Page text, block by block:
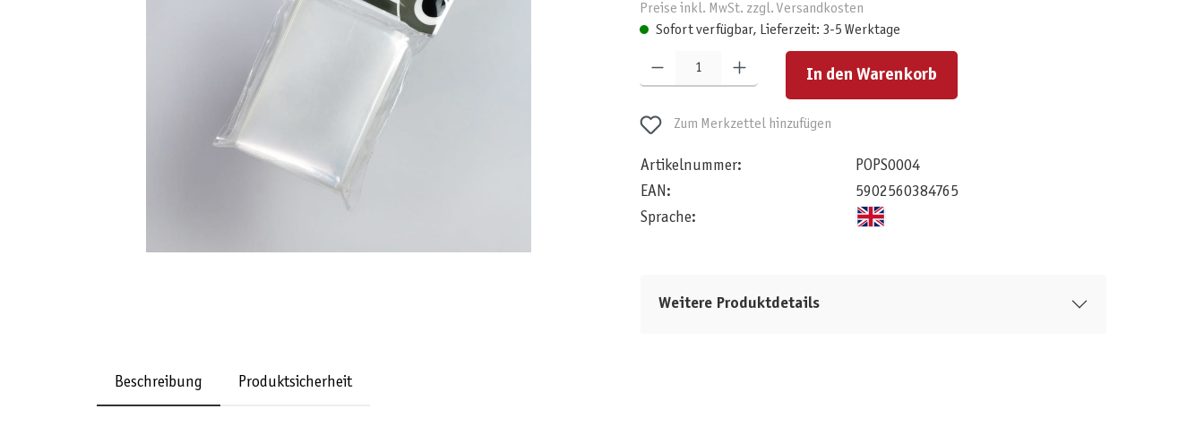
Preise inkl. MwSt. zzgl. Versandkosten
Sofort verfügbar, Lieferzeit: 3-5 Werktage
Produkt Anzahl: Gib den gewünschten Wert ein oder benutze die Schaltflächen um die Anzahl zu erhöhen oder zu reduzieren.
In den Warenkorb
Zum Merkzettel hinzufügen
Artikelnummer:
POPS0004
EAN:
5902560384765
Sprache:
Weitere Produktdetails
Beschreibung Produktsicherheit